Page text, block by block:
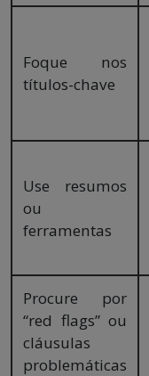
Foque nos
títulos-chave
Use resumos
ou
ferramentas
Procure por
“red flags” ou
cláusulas
problemáticas